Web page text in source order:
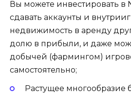
Вы можете инвестировать в
сдавать аккаунты и
недвижимость в аренду
долю в прибыли, и даже
добычей (фармингом)
самостоятельно;
Растущее многообразие